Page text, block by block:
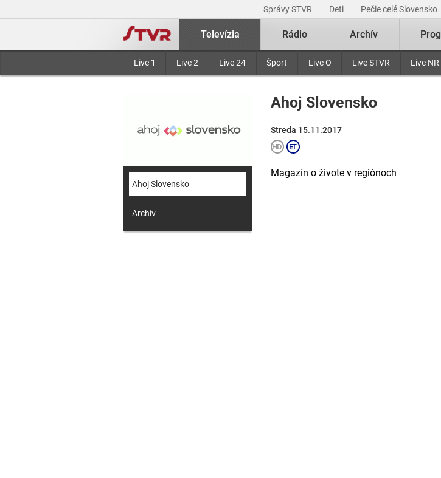
Správy STVR Deti Pečie celé Slovensko
Televízia
Live 1 Live 2 Live 24 Šport Live O Live STVR Live NR
Rádio Archív
Ahoj Slovensko
Archív
Ahoj Slovensko
Streda 15.11.2017
Magazín o živote v regiónoch